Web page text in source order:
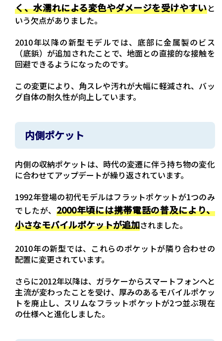
く、水濡れによる変色やダメージを受けやすいと
いう欠点がありました。
2010年以降の新型モデルでは、底部に金属製のビス
（底鋲）が追加されたことで、地面との直接的な接触を
回避できるようになったのです。
この変更により、角スレや汚れが大幅に軽減され、バッ
グ自体の耐久性が向上しています。
内側ポケット
内側の収納ポケットは、時代の変遷に伴う持ち物の変化
に合わせてアップデートが繰り返されています。
1992年登場の初代モデルはフラットポケットが1つのみ
でしたが、 2000年頃には携帯電話の普及により、
小さなモバイルポケットが追加されました。
2010年の新型では、これらのポケットが隣り合わせの
配置に変更されています。
さらに2012年以降は、ガラケーからスマートフォンへと
主流が変わったことを受け、厚みのあるモバイルポケッ
トを廃止し、スリムなフラットポケットが2つ並ぶ現在
の仕様へと進化しました。